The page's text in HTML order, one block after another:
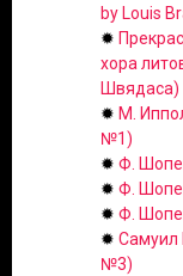
by Louis
✹
хора
Швядаса)
✹ М.
№1)
✹ Ф.
✹ Ф.
✹ Ф.
✹ Самуил
№3)